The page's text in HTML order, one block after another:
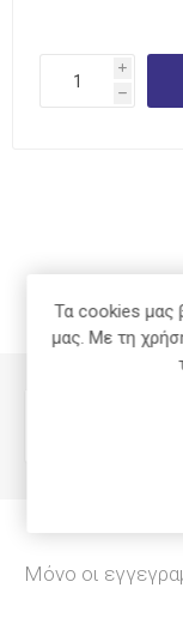
i
h
Μόνο οι
Τα cookies μας
μας. Με τη